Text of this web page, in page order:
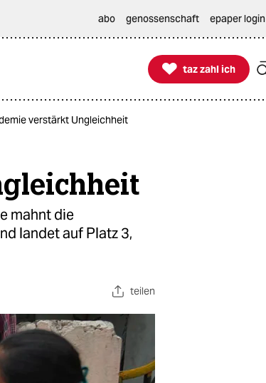
abo genossenschaft epaper login

taz zahl ich
taz zahl ich
verstärkt Ungleichheit
mahnt die
landet auf Platz 3,
teilen